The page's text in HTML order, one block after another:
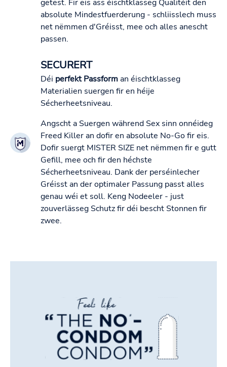
getest. Fir eis ass éischtklasseg Qualitéit den
absolute Mindestfuerderung - schliisslech muss
net nëmmen d'Gréisst, mee och alles anescht
passen.
SECURERT
Déi perfekt Passforman éischtklasseg
Materialien suergen fir en héije
Sécherheetsniveau.
Angscht a Suergen während Sex sinn onnéideg
Freed Killer an dofir en absolute No-Go fir eis.
Dofir suergt MISTER SIZE net nëmmen fir e gutt
Gefill, mee och fir den héchste
Sécherheetsniveau. Dank der perséinlecher
Gréisst an der optimaler Passung passt alles
genau wéi et soll. Keng Nodeeler - just
zouverlässeg Schutz fir déi bescht Stonnen fir
zwee.